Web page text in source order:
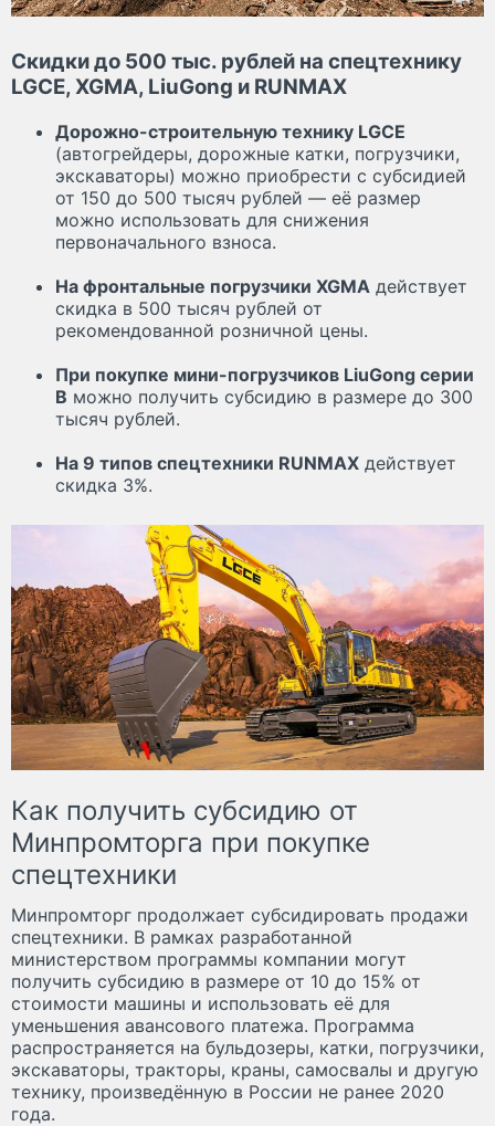
Скидки до 500 тыс. рублей на спецтехнику
LGCE, XGMA, LiuGong и RUNMAX
Дорожно-строительную технику LGCE
(автогрейдеры, дорожные катки, погрузчики,
экскаваторы) можно приобрести с субсидией
от 150 до 500 тысяч рублей — её размер
можно использовать для снижения
первоначального взноса.
На фронтальные погрузчики XGMA действует
скидка в 500 тысяч рублей от
рекомендованной розничной цены.
При покупке мини-погрузчиков LiuGong серии
B можно получить субсидию в размере до 300
тысяч рублей.
На 9 типов спецтехники RUNMAX действует
скидка 3%.
Как получить субсидию от
Минпромторга при покупке
спецтехники
Минпромторг продолжает субсидировать продажи
спецтехники. В рамках разработанной
министерством программы компании могут
получить субсидию в размере от 10 до 15% от
стоимости машины и использовать её для
уменьшения авансового платежа. Программа
распространяется на бульдозеры, катки, погрузчики,
экскаваторы, тракторы, краны, самосвалы и другую
технику, произведённую в России не ранее 2020
года.